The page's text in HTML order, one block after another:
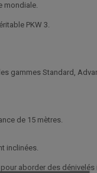
mondiale.
PKW 3.
gammes Standard,
de 15 mètres.
inclinées.
aborder des dénivelés